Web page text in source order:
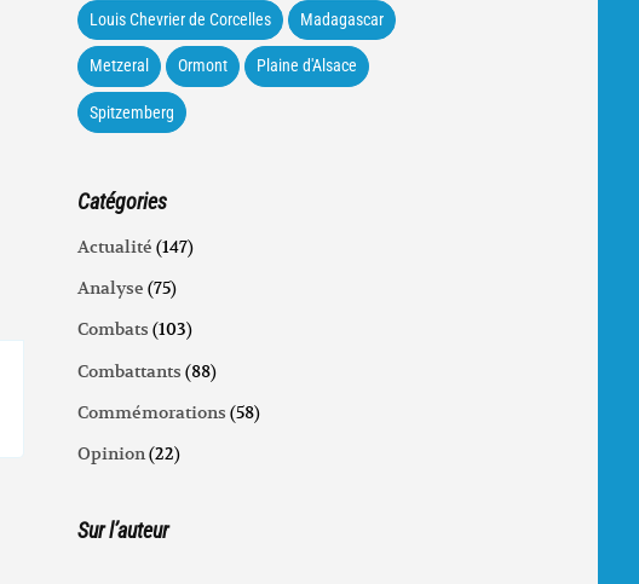
Louis Chevrier de Corcelles Madagascar
Metzeral Ormont Plaine d'Alsace
Spitzemberg
Catégories
Actualité (147)
Analyse (75)
Combats (103)
Combattants (88)
Commémorations (58)
Opinion(22)
Sur l’auteur